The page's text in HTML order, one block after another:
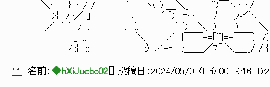
＼: }.:.:. / / ` ヽ(^) ＿＼_ ^)￣＼}.:.:./
):} ﾉ.:／ 」 ､ ⌒) -=へ ﾉ＿__,ﾉイ＼
､_／ ⌒ / .: . : }. ⌒)￣＼__)＿＿) ＼
_| :::| ＼ ／ {￣￣-=｢¨}=-￣￣} /}
/::} :: :〉 ／-‐ :}＿＿／7｢ ＼＿__/ / {
11 名前： ◆hXiJucbo02 ] 投稿日： 2024/05/03(Fri) 00:39:16